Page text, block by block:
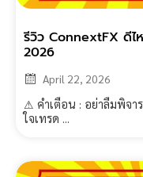
รีวิว ConnextFX ดีไ
2026
April 22, 2026
⚠ คำเตือน : อย่าลืมพิจา
ใจเทรด ...